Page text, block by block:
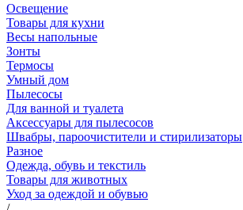
Освещение
Товары для кухни
Весы напольные
Зонты
Термосы
Умный дом
Пылесосы
Для ванной и туалета
Аксессуары для пылесосов
Швабры, пароочистители и стирилизаторы
Разное
Одежда, обувь и текстиль
Товары для животных
Уход за одеждой и обувью